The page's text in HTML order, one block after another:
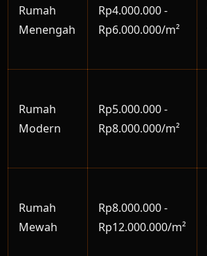
Rumah
Menengah
Rp4.000.000 -
Rp6.000.000/m²
Rumah
Modern
Rp5.000.000 -
Rp8.000.000/m²
Rumah
Mewah
Rp8.000.000 -
Rp12.000.000/m²